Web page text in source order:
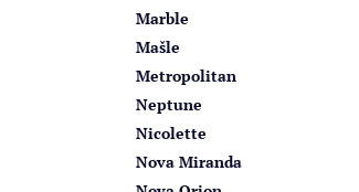
Marble
Mašle
Metropolitan
Neptune
Nicolette
Nova Miranda